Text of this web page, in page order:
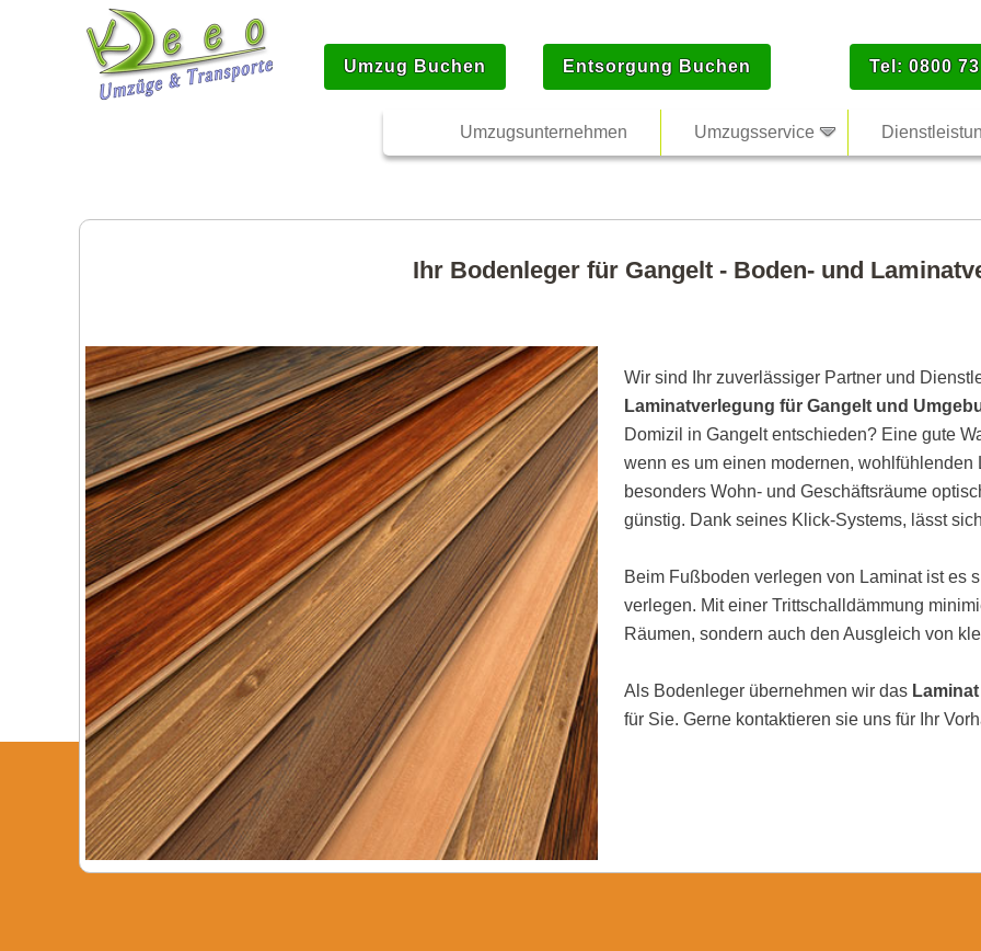
Umzug Buchen Entsorgung Buchen Tel: 0800
Umzugsunternehmen Umzugsservice
Ihr Bodenleger für Gangelt - Boden- und
Wir sind Ihr zuverlässiger Partner und
Laminatverlegung für Gangelt und
Domizil in Gangelt entschieden? Eine gute
wenn es um einen modernen,
besonders Wohn- und Geschäftsräume
günstig. Dank seines Klick-Systems, lässt
Beim Fußboden verlegen von Laminat ist es
verlegen. Mit einer Trittschalldämmung
Räumen, sondern auch den Ausgleich von
Als Bodenleger übernehmen wir das
für Sie. Gerne kontaktieren sie uns für Ihr